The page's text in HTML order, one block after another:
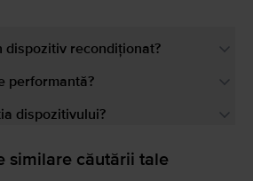
dispozitiv recondiționat?
performantă?
dispozitivului?
similare căutării tale